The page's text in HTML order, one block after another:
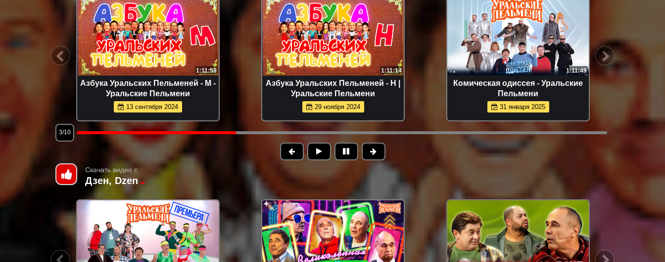
1:11:58
Азбука Уральских Пельменей - М -
Уральские Пельмени
13 сентября 2024
1:11:14
Азбука Уральских Пельменей - Н |
Уральские Пельмени
29 ноября 2024
1:11:49
Комическая одиссея - Уральские
Пельмени
31 января 2025
3/10
Скачать видео с
Дзен, Dzen